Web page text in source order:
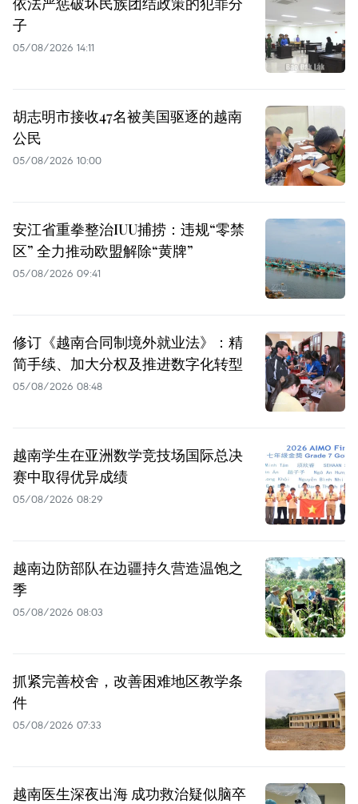
子
05/08/2026 14:11
胡志明市接收47名被美国驱逐的越南
公民
05/08/2026 10:00
安江省重拳整治IUU捕捞：违规“零禁
区” 全力推动欧盟解除“黄牌”
05/08/2026 09:41
修订《越南合同制境外就业法》：精
简手续、加大分权及推进数字化转型
05/08/2026 08:48
越南学生在亚洲数学竞技场国际总决
赛中取得优异成绩
05/08/2026 08:29
越南边防部队在边疆持久营造温饱之
季
05/08/2026 08:03
抓紧完善校舍，改善困难地区教学条
件
05/08/2026 07:33
越南医生深夜出海 成功救治疑似脑卒